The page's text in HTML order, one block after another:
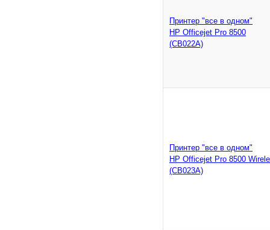
Принтер "все в одном"
HP Officejet Pro 8500
(CB022A)
Принтер "все в одном"
HP Officejet Pro 8500
(CB023A)